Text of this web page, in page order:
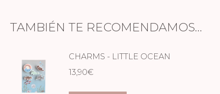
TAMBIÉN TE RECOMENDAMOS…
CHARMS - LITTLE OCEAN
13,90€